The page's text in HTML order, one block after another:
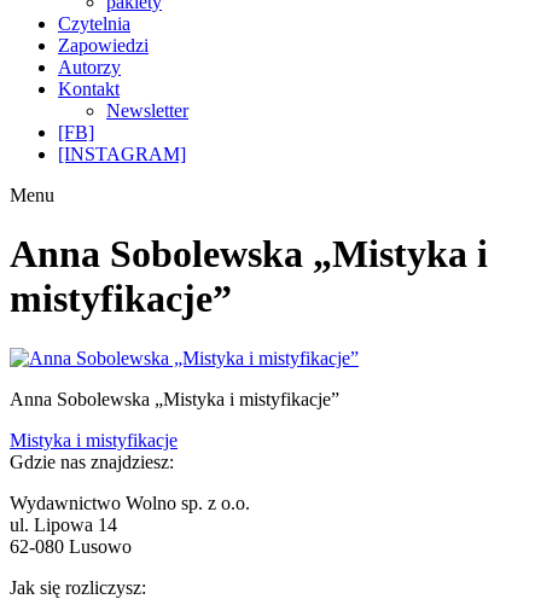
Czytelnia
Zapowiedzi
Autorzy
Kontakt
Newsletter
[FB]
[INSTAGRAM]
Menu
Anna Sobolewska „Mistyka i
mistyfikacje”
Anna Sobolewska „Mistyka i mistyfikacje”
Nawigacja
wpisu
Poprzedni
wpis:
Mistyka i mistyfikacje
Gdzie nas znajdziesz:
Wydawnictwo Wolno sp. z o.o.
ul. Lipowa 14
62-080 Lusowo
Jak się rozliczysz: